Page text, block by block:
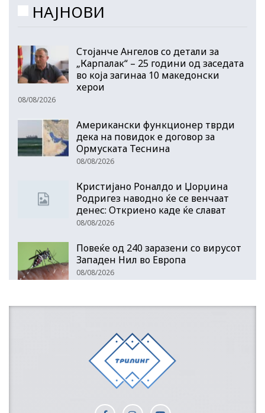
НАЈНОВИ
Стојанче Ангелов со детали за
„Карпалак“ – 25 години од заседата
во која загинаа 10 македонски
херои
08/08/2026
Американски функционер тврди
дека на повидок е договор за
Ормуската Теснина
08/08/2026
Кристијано Роналдо и Џорџина
Родригез наводно ќе се венчаат
денес: Откриено каде ќе слават
08/08/2026
Повеќе од 240 заразени со вирусот
Западен Нил во Европа
08/08/2026